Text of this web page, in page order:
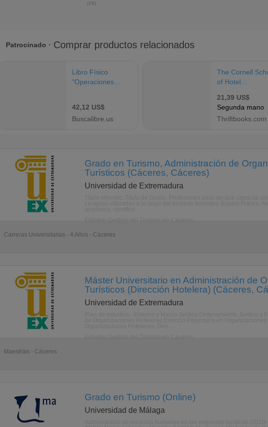
(18)
Grado en Turismo, Administración de
Turísticos (Cáceres, Cáceres)
Universidad de Extremadura
Carreras Universitarias - 4 Años - Cáceres
Máster Universitario en Administración de
Turísticos (Dirección Hotelera) (Cáceres,
Universidad de Extremadura
Maestrías - Cáceres
Grado en Turismo (Online)
Universidad de Málaga